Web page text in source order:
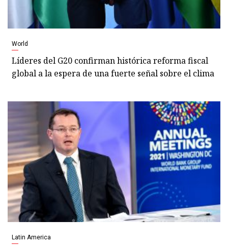
World
Líderes del G20 confirman histórica reforma fiscal
global a la espera de una fuerte señal sobre el clima
Latin America